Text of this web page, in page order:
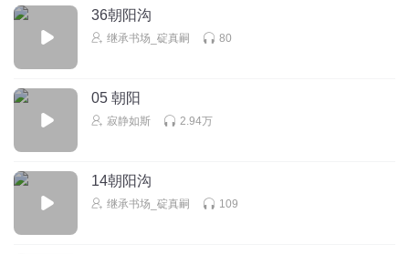
36朝阳沟
继承书场_碇真嗣 80
05 朝阳
寂静如斯 2.94万
14朝阳沟
继承书场_碇真嗣 109